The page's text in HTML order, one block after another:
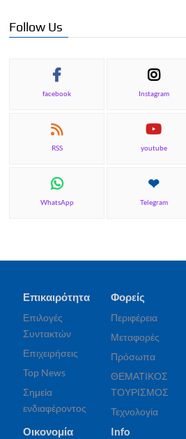
Follow Us
facebook Instagram
RSS youtube
WhatsApp Telegram
Επικαιρότητα
Επιλογές
Συντακτών
Επιχειρήσεις
Top News
Σημεία
ενδιαφέροντος
Φορείς
Περιφέρεια
Μεταφορές
Πρόσωπα
ΘΕΜΑΤΙΚΟΣ
ΤΟΥΡΙΣΜΟΣ
Τεχνολογία
Οικονομία Info